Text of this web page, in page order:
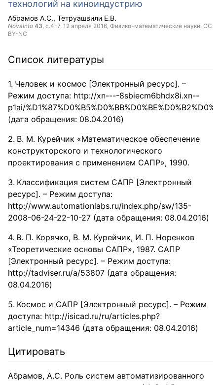
технологий на киноиндустрию
Абрамов А.С. Тетруашвили Е.В.
NovaInfo 43, с.4-7, 12 апреля 2016, Физико-математические науки, CC
BY-NC
Список литературы
Человек и космос [Электронный ресурс]. –
Режим доступа: http://xn----8sbiecm6bhdx8i.xn--
p1ai/
(дата обращения: 08.04.2016)
В. М. Курейчик «Математическое обеспечение
конструкторского и технологического
проектирования с применением САПР», 1990.
Классификация систем САПР [Электронный
ресурс]. – Режим доступа:
http://www.automationlabs.ru/index.php/sw/135-
2008-06-24-22-10-27 (дата обращения: 08.04.2016)
В. П. Корячко, В. М. Курейчик, И. П. Норенков
«Теоретические основы САПР», 1987. САПР
[Электронный ресурс]. – Режим доступа:
http://tadviser.ru/a/53807 (дата обращения:
08.04.2016)
Космос и САПР [Электронный ресурс]. – Режим
доступа: http://isicad.ru/ru/articles.php?
article_num=14346 (дата обращения: 08.04.2016)
Цитировать
Абрамов, А.С. Роль систем автоматизированного